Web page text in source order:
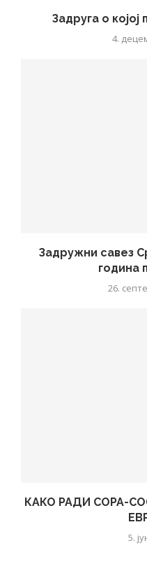
Задруга о
4.
Задружни савез
година
26.
КАКО РАДИ COPA-
5.